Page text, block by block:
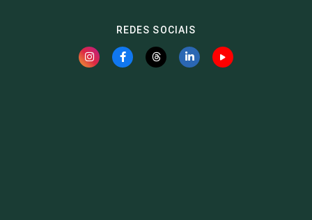
REDES SOCIAIS